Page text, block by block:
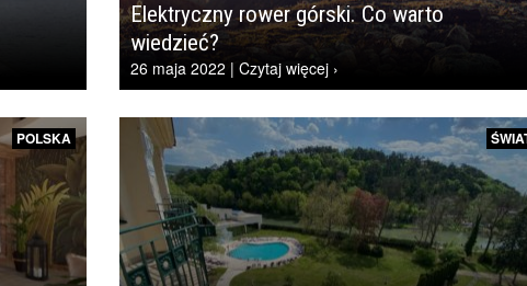
Elektryczny rower górski. Co warto
wiedzieć?
26 maja 2022 | Czytaj więcej ›
POLSKA